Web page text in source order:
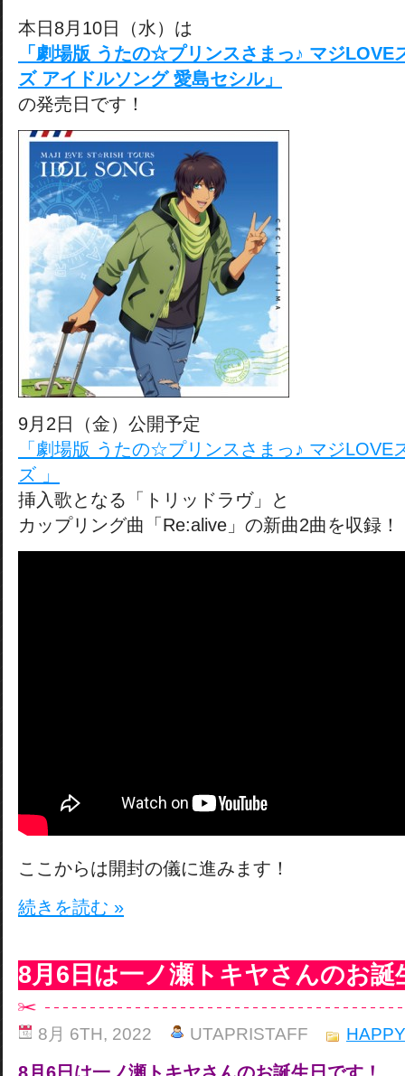
本日8月10日（水）は
「劇場版 うたの☆プリンスさまっ♪ マジLOVE
ズ アイドルソング 愛島セシル」
の発売日です！
9月2日（金）公開予定
「劇場版 うたの☆プリンスさまっ♪ マジLOVE
ズ 」
挿入歌となる「トリッドラヴ」と
カップリング曲「Re:alive」の新曲2曲を収録！
ここからは開封の儀に進みます！
続きを読む »
8月6日は一ノ瀬トキヤさんのお誕
8月 6TH, 2022 UTAPRISTAFF